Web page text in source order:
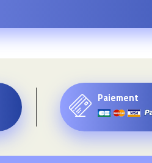
Paiement